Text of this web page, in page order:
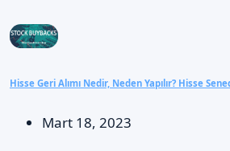
Hisse Geri Alımı Nedir, Neden Yapılır? Hisse
Mart 18, 2023